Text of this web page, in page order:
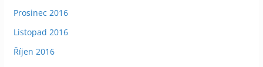
Prosinec 2016
Listopad 2016
Říjen 2016